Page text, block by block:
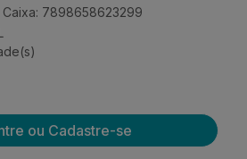
7898658623299
ou Cadastre-se